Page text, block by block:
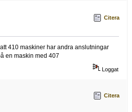
Citera
410 maskiner har andra anslutningar
en maskin med 407
Loggat
Citera